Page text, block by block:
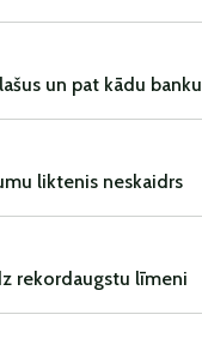
un pat kādu banku
liktenis neskaidrs
rekordaugstu līmeni